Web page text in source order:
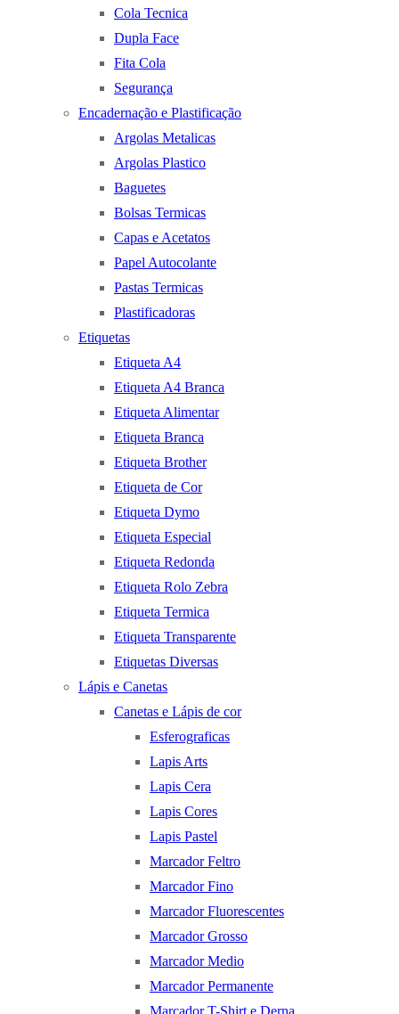
Cola Tecnica
Dupla Face
Fita Cola
Segurança
Encadernação e Plastificação
Argolas Metalicas
Argolas Plastico
Baguetes
Bolsas Termicas
Capas e Acetatos
Papel Autocolante
Pastas Termicas
Plastificadoras
Etiquetas
Etiqueta A4
Etiqueta A4 Branca
Etiqueta Alimentar
Etiqueta Branca
Etiqueta Brother
Etiqueta de Cor
Etiqueta Dymo
Etiqueta Especial
Etiqueta Redonda
Etiqueta Rolo Zebra
Etiqueta Termica
Etiqueta Transparente
Etiquetas Diversas
Lápis e Canetas
Canetas e Lápis de cor
Esferograficas
Lapis Arts
Lapis Cera
Lapis Cores
Lapis Pastel
Marcador Feltro
Marcador Fino
Marcador Fluorescentes
Marcador Grosso
Marcador Medio
Marcador Permanente
Marcador T-Shirt e Derna